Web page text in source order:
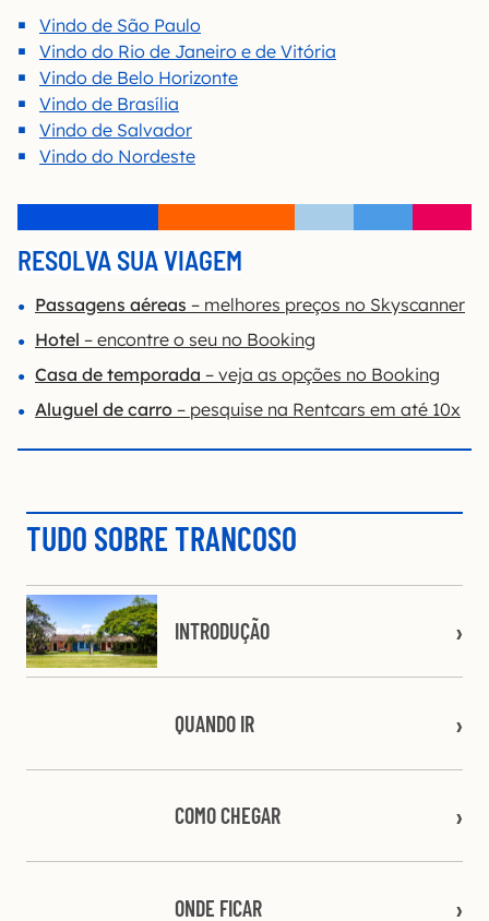
Vindo de São Paulo
Vindo do Rio de Janeiro e de Vitória
Vindo de Belo Horizonte
Vindo de Brasília
Vindo de Salvador
Vindo do Nordeste
RESOLVA SUA VIAGEM
Passagens aéreas – melhores preços no Skyscanner
Hotel – encontre o seu no Booking
Casa de temporada – veja as opções no Booking
Aluguel de carro – pesquise na Rentcars em até 10x
TUDO SOBRE TRANCOSO
INTRODUÇÃO
QUANDO IR
COMO CHEGAR
ONDE FICAR